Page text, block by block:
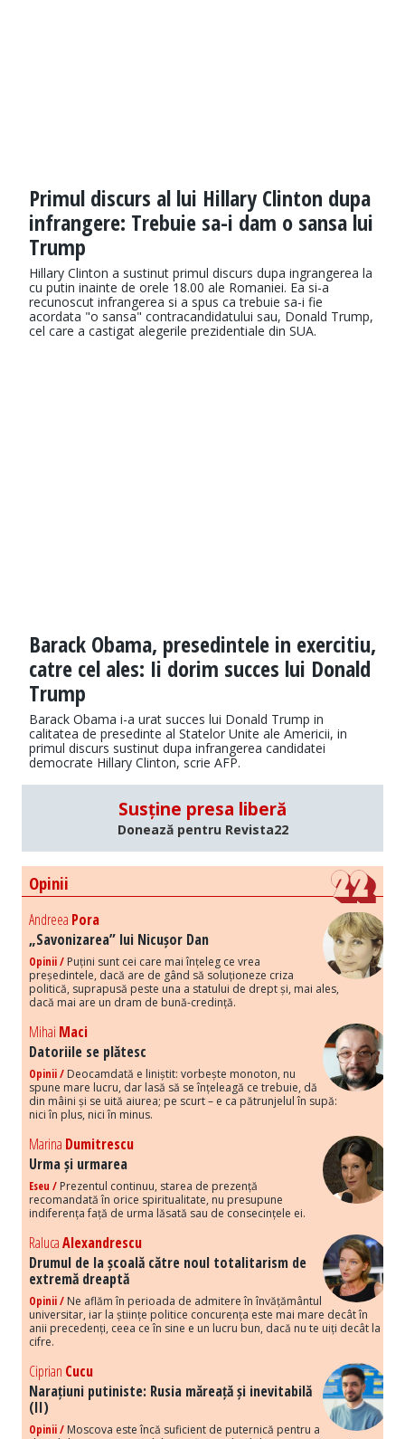
Primul discurs al lui Hillary Clinton dupa
infrangere: Trebuie sa-i dam o sansa lui
Trump
Hillary Clinton a sustinut primul discurs dupa ingrangerea la
cu putin inainte de orele 18.00 ale Romaniei. Ea si-a
recunoscut infrangerea si a spus ca trebuie sa-i fie
acordata "o sansa" contracandidatului sau, Donald Trump,
cel care a castigat alegerile prezidentiale din SUA.
Barack Obama, presedintele in exercitiu,
catre cel ales: Ii dorim succes lui Donald
Trump
Barack Obama i-a urat succes lui Donald Trump in
calitatea de presedinte al Statelor Unite ale Americii, in
primul discurs sustinut dupa infrangerea candidatei
democrate Hillary Clinton, scrie AFP.
Susține presa liberă
Donează pentru Revista22
Opinii
Andreea Pora
„Savonizarea” lui Nicușor Dan
Opinii / Puțini sunt cei care mai înțeleg ce vrea
președintele, dacă are de gând să soluționeze criza
politică, suprapusă peste una a statului de drept și, mai ales,
dacă mai are un dram de bună-credință.
Mihai Maci
Datoriile se plătesc
Opinii / Deocamdată e liniștit: vorbește monoton, nu
spune mare lucru, dar lasă să se înțeleagă ce trebuie, dă
din mâini și se uită aiurea; pe scurt – e ca pătrunjelul în supă:
nici în plus, nici în minus.
Marina Dumitrescu
Urma și urmarea
Eseu / Prezentul continuu, starea de prezență
recomandată în orice spiritualitate, nu presupune
indiferența față de urma lăsată sau de consecințele ei.
RalucaAlexandrescu
Drumul de la școală către noul totalitarism de
extremă dreaptă
Opinii / Ne aflăm în perioada de admitere în învățământul
universitar, iar la științe politice concurența este mai mare decât în
anii precedenți, ceea ce în sine e un lucru bun, dacă nu te uiți decât la
cifre.
Ciprian Cucu
Narațiuni putiniste: Rusia măreață și inevitabilă
(II)
Opinii / Moscova este încă suficient de puternică pentru a